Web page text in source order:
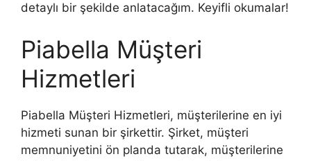
detaylı bir şekilde anlatacağım. Keyifli okumalar!
Piabella Müşteri
Hizmetleri
Piabella Müşteri Hizmetleri, müşterilerine en iyi
hizmeti sunan bir şirkettir. Şirket, müşteri
memnuniyetini ön planda tutarak, müşterilerine